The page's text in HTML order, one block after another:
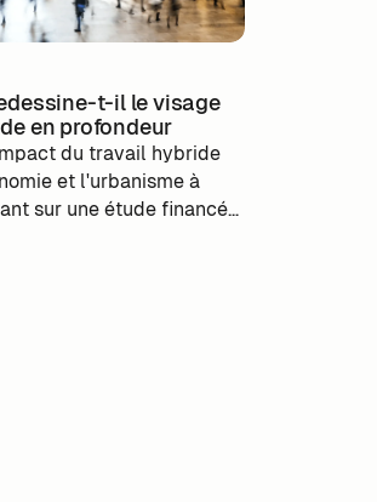
t-il le visage
en profondeur
du travail hybride
et l'urbanisme à
sur une étude financée